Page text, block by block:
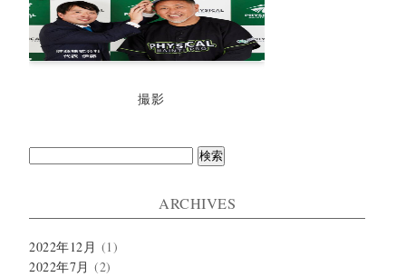
撮影
検
ARCHIVES
2022年12月 (1)
2022年7月 (2)